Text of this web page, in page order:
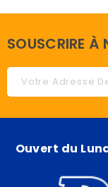
SOUSCRIRE À
Ouvert du